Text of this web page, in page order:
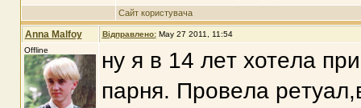
Сайт користувача
Anna Malfoy Відправлено: May 27 2011, 11:54
Offline
ну я в 14 лeт хотeлa
пaрня. Провeлa